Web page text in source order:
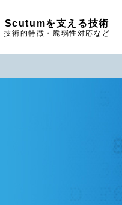
Scutumを支える技術
技術的特徴・脆弱性対応など